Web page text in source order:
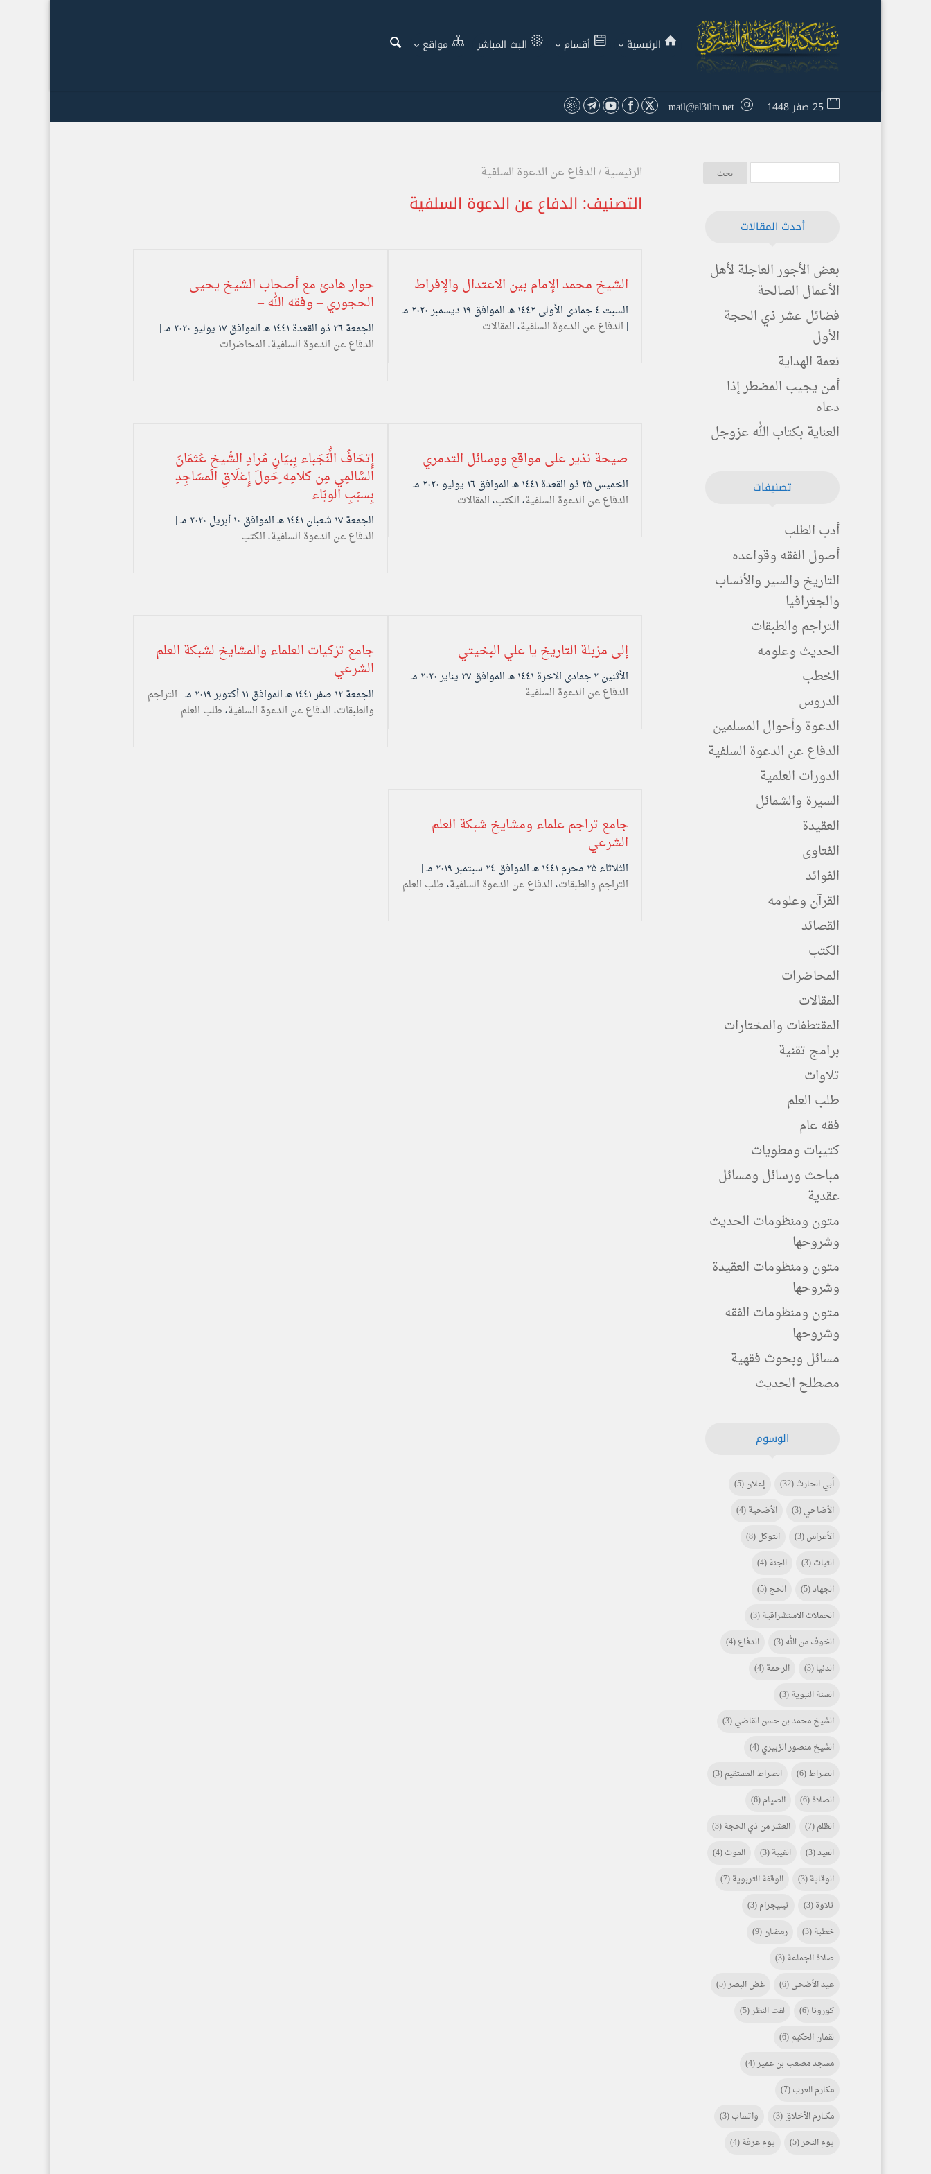
الرئيسية أقسام البث المباشر مواقع
25 صفر 1448 mail@al3ilm.net
الرئيسية/الدفاع عن الدعوة السلفية
التصنيف: الدفاع عن الدعوة السلفية
الشيخ محمد الإمام بين الاعتدال والإفراط
السبت ٤ جمادى الأولى ۱٤٤۲ هـ الموافق ۱۹ ديسمبر ۲۰۲۰ مـ
| الدفاع عن الدعوة السلفية،المقالات
حوار هادئ مع أصحاب الشيخ يحيى
الحجوري – وفقه الله –
الجمعة ۲٦ ذو القعدة ۱٤٤۱ هـ الموافق ۱۷ يوليو ۲۰۲۰ مـ |
الدفاع عن الدعوة السلفية،المحاضرات
صيحة نذير على مواقع ووسائل التدمري
الخميس ۲۵ ذو القعدة ۱٤٤۱ هـ الموافق ۱٦ يوليو ۲۰۲۰ مـ |
الدفاع عن الدعوة السلفية،الكتب،المقالات
إِتحَافُ الُّنَجَباء بِبيَانِ مُرادِ الشّيخِ عُثمَانَ
السَّالمِي مِن كلامِه ِحَولَ إِغلَاقِ المسَاجِدِ
بِسبَبِ الوبَاء
الجمعة ۱۷ شعبان ۱٤٤۱ هـ الموافق ۱۰ أبريل ۲۰۲۰ مـ |
الدفاع عن الدعوة السلفية،الكتب
إلى مزبلة التاريخ يا علي البخيتي
الأثنين ۲ جمادى الآخرة ۱٤٤۱ هـ الموافق ۲۷ يناير ۲۰۲۰ مـ |
الدفاع عن الدعوة السلفية
جامع تزكيات العلماء والمشايخ لشبكة العلم
الشرعي
الجمعة ۱۲ صفر ۱٤٤۱ هـ الموافق ۱۱ أكتوبر ۲۰۱۹ مـ |
التراجم
والطبقات،الدفاع عن الدعوة السلفية،طلب العلم
جامع تراجم علماء ومشايخ شبكة العلم
الشرعي
الثلاثاء ۲۵ محرم ۱٤٤۱ هـ الموافق ۲٤ سبتمبر ۲۰۱۹ مـ |
التراجم والطبقات،الدفاع عن الدعوة السلفية،طلب العلم
أحدث المقالات
بعض الأجور العاجلة لأهل
الأعمال الصالحة
فضائل عشر ذي الحجة
الأول
نعمة الهداية
أمن يجيب المضطر إذا
دعاه
العناية بكتاب الله عزوجل
تصنيفات
أدب الطلب
أصول الفقه وقواعده
التاريخ والسير والأنساب
والجغرافيا
التراجم والطبقات
الحديث وعلومه
الخطب
الدروس
الدعوة وأحوال المسلمين
الدفاع عن الدعوة السلفية
الدورات العلمية
السيرة والشمائل
العقيدة
الفتاوى
الفوائد
القرآن وعلومه
القصائد
الكتب
المحاضرات
المقالات
المقتطفات والمختارات
برامج تقنية
تلاوات
طلب العلم
فقه عام
كتيبات ومطويات
مباحث ورسائل ومسائل
عقدية
متون ومنظومات الحديث
وشروحها
متون ومنظومات العقيدة
وشروحها
متون ومنظومات الفقه
وشروحها
مسائل وبحوث فقهية
مصطلح الحديث
الوسوم
أبي الحارث(32) إعلان(5)
الأضاحي(3) الأضحية(4)
الأعراس(3) التوكل(8)
الثبات(3) الجنة(4)
الجهاد(5) الحج(5)
الحملات الاستشراقية(3)
الخوف من الله(3) الدفاع(4)
الدنيا(3) الرحمة(4)
السنة النبوية(3)
الشيخ محمد بن حسن القاضي(3)
الشيخ منصور الزبيري(4)
الصراط(6) الصراط المستقيم(3)
الصلاة(6) الصيام(6)
الظلم(7) العشر من ذي الحجة(3)
العيد(3) الغيبة(3) الموت(4)
الوقاية(3) الوقفة التربوية(7)
تلاوة(3) تيليجرام(3)
خطبة(3) رمضان(9)
صلاة الجماعة(3)
عيد الأضحى(6) غض البصر(5)
كورونا(6) لفت النظر(5)
لقمان الحكيم(6)
مسجد مصعب بن عمير(4)
مكارم العرب(7)
مكـــارم الأخلاق(3) واتساب(3)
يوم النحر(5) يوم عرفة(4)